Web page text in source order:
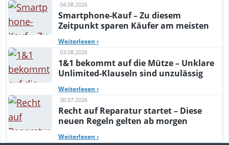
04.08.2026
Smartphone-Kauf – Zu diesem
Zeitpunkt sparen Käufer am meisten
Weiterlesen ›
03.08.2026
1&1 bekommt auf die Mütze – Unklare
Unlimited-Klauseln sind unzulässig
Weiterlesen ›
30.07.2026
Recht auf Reparatur startet – Diese
neuen Regeln gelten ab morgen
Weiterlesen ›